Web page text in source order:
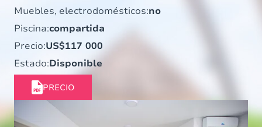
Muebles, electrodomésticos:no
Piscina:compartida
Precio:US$117 000
Estado:Disponible
PRECIO